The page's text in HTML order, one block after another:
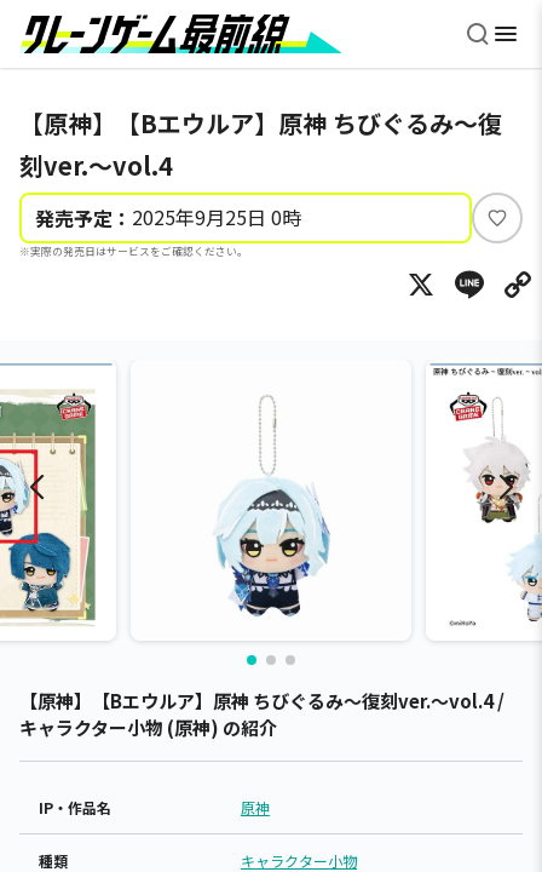
【原神】【Bエウルア】原神 ちびぐるみ～復
刻ver.～vol.4
発売予定： 2025年9月25日 0時
※実際の発売日はサービスをご確認ください。
い
ね
X
【原神】【Bエウルア】原神 ちびぐるみ～復刻ver.～vol.4 /
キャラクター小物 (原神) の紹介
IP・作品名 原神
種類 キャラクター小物